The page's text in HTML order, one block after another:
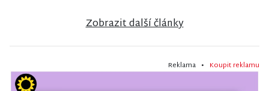
Zobrazit další články
Reklama • Koupit reklamu